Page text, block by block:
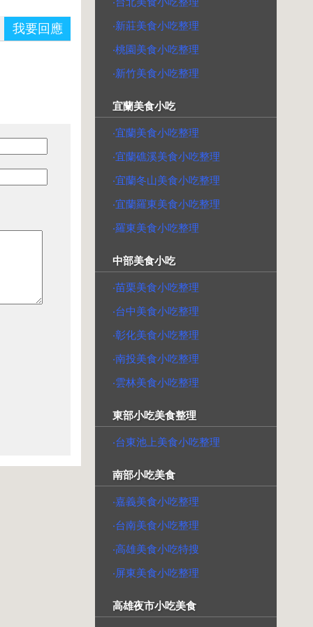
我要回應
‧新莊美食小吃整理
‧桃園美食小吃整理
‧新竹美食小吃整理
宜蘭美食小吃
‧宜蘭美食小吃整理
‧宜蘭礁溪美食小吃整理
‧宜蘭冬山美食小吃整理
‧宜蘭羅東美食小吃整理
‧羅東美食小吃整理
中部美食小吃
‧苗栗美食小吃整理
‧台中美食小吃整理
‧彰化美食小吃整理
‧南投美食小吃整理
‧雲林美食小吃整理
東部小吃美食整理
‧台東池上美食小吃整理
南部小吃美食
‧嘉義美食小吃整理
‧台南美食小吃整理
‧高雄美食小吃特搜
‧屏東美食小吃整理
高雄夜市小吃美食